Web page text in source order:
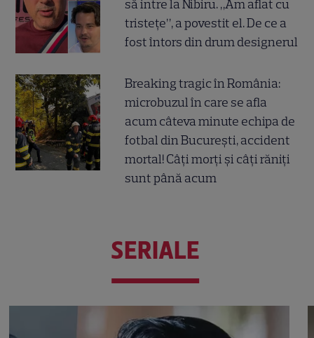
să intre la Nibiru. „Am aflat cu
tristețe”, a povestit el. De ce a
fost întors din drum designerul
Breaking tragic în România:
microbuzul în care se afla
acum câteva minute echipa de
fotbal din București, accident
mortal! Câți morți și câți răniți
sunt până acum
SERIALE